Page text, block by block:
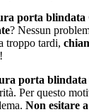
porta
? Nessun
troppo tardi,
porta
Per questo
Non esitare